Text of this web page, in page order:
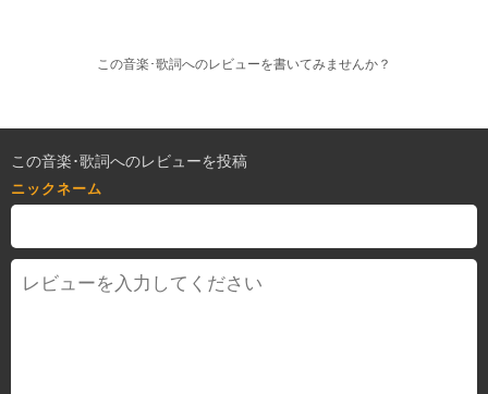
この音楽･歌詞へのレビューを書いてみませんか？
この音楽･歌詞へのレビューを投稿
ニックネーム